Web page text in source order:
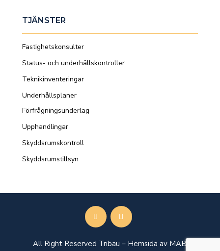
TJÄNSTER
Fastighetskonsulter
Status- och underhållskontroller
Teknikinventeringar
Underhållsplaner
Förfrågningsunderlag
Upphandlingar
Skyddsrumskontroll
Skyddsrumstillsyn
All Right Reserved Tribau – Hemsida av MAB